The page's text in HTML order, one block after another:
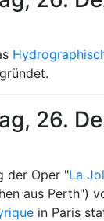
26.
der Oper "La
aus Perth")
in Paris